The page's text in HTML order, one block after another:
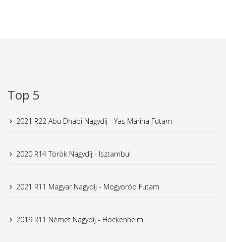
Top 5
2021 R22 Abu Dhabi Nagydíj - Yas Marina Futam
2020 R14 Török Nagydíj - Isztambul
2021 R11 Magyar Nagydíj - Mogyoród Futam
2019 R11 Német Nagydíj - Hockenheim